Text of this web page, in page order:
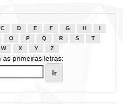
C D E F G H
O P Q R S
T
W X Y Z
as primeiras letras: